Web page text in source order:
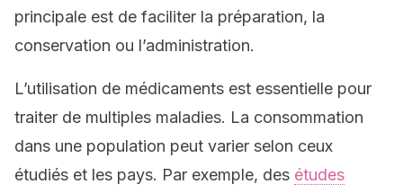
principale est de faciliter la préparation, la
conservation ou l’administration.
L’utilisation de médicaments est essentielle pour
traiter de multiples maladies. La consommation
dans une population peut varier selon ceux
étudiés et les pays. Par exemple, des études